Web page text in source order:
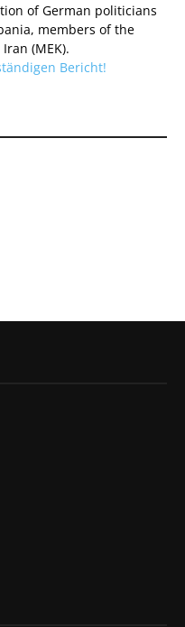
of German politicians
members of the
(MEK).
Bericht!